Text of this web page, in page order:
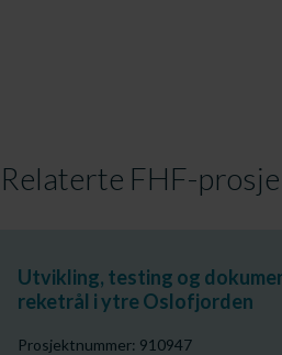
Relaterte FHF-
Utvikling, testing og
reketrål i ytre Oslofjorden
Prosjektnummer: 910947